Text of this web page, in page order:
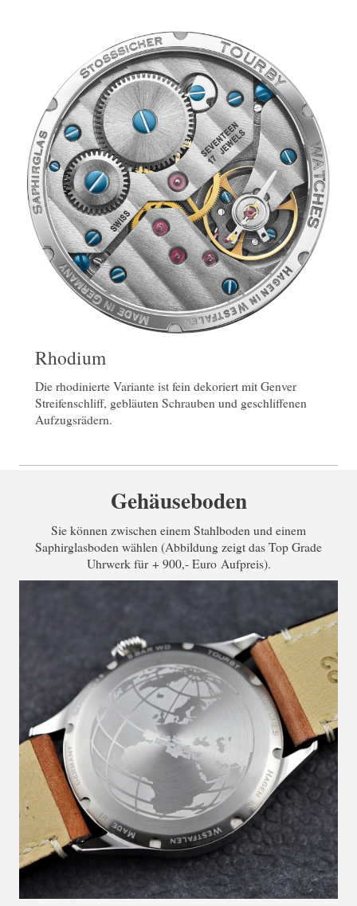
Rhodium
Die rhodinierte Variante ist fein dekoriert mit Genver
Streifenschliff, gebläuten Schrauben und geschliffenen
Aufzugsrädern.
Gehäuseboden
Sie können zwischen einem Stahlboden und einem
Saphirglasboden wählen (Abbildung zeigt das Top Grade
Uhrwerk für + 900,- Euro Aufpreis).